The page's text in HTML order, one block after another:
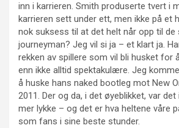
inn i karrieren. Smith produserte tvert i
karrieren sett under ett, men ikke på et
nok suksess til at det helt når opp til de
journeyman? Jeg vil si ja – et klart ja.
rekken av spillere som vil bli husket for
enn ikke alltid spektakulære. Jeg
å huske hans naked bootleg mot New
2011. Der og da, i det øyeblikket, var
mer lykke – og det er hva heltene våre
som fans i sine beste stunder.